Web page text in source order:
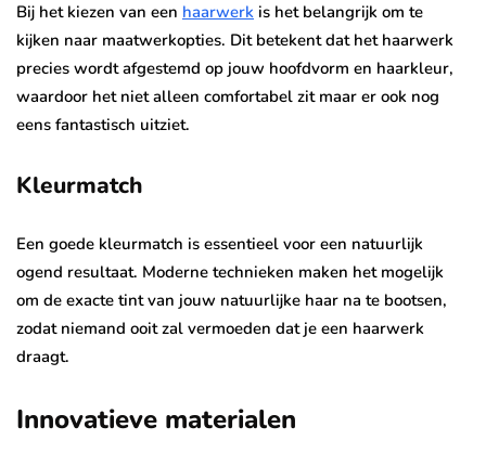
Bij het kiezen van een haarwerk is het belangrijk om te
kijken naar maatwerkopties. Dit betekent dat het haarwerk
precies wordt afgestemd op jouw hoofdvorm en haarkleur,
waardoor het niet alleen comfortabel zit maar er ook nog
eens fantastisch uitziet.
Kleurmatch
Een goede kleurmatch is essentieel voor een natuurlijk
ogend resultaat. Moderne technieken maken het mogelijk
om de exacte tint van jouw natuurlijke haar na te bootsen,
zodat niemand ooit zal vermoeden dat je een haarwerk
draagt.
Innovatieve materialen